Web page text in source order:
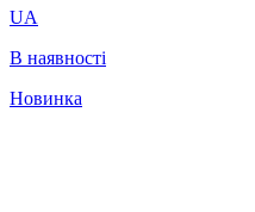
UA
В наявності
Новинка